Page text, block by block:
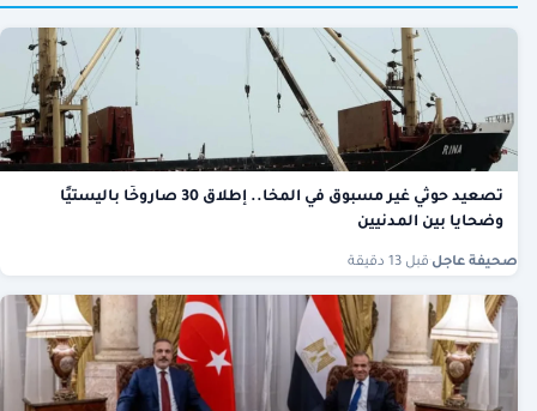
تصعيد حوثي غير مسبوق في المخا.. إطلاق 30 صاروخًا باليستيًا
وضحايا بين المدنيين
صحيفة عاجل قبل 13 دقيقة